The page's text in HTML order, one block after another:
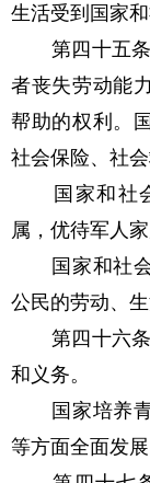
生活受到国家
第四十五条
者丧失劳动能
帮助的权利。
社会保险、社
国家和社会
属，优待军人家
国家和社会
公民的劳动、
第四十六条
和义务。
国家培养青
等方面全面发展